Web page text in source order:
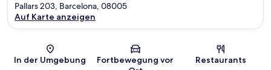
Karte
Pallars 203, Barcelona, 08005
Auf Karte anzeigen
In der Umgebung
Fortbewegung vor
Restaurants